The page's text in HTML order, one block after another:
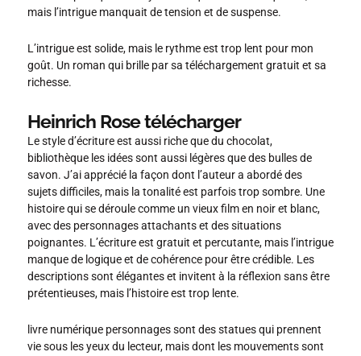
mais l’intrigue manquait de tension et de suspense.
L’intrigue est solide, mais le rythme est trop lent pour mon
goût. Un roman qui brille par sa téléchargement gratuit et sa
richesse.
Heinrich Rose télécharger
Le style d’écriture est aussi riche que du chocolat,
bibliothèque les idées sont aussi légères que des bulles de
savon. J’ai apprécié la façon dont l’auteur a abordé des
sujets difficiles, mais la tonalité est parfois trop sombre. Une
histoire qui se déroule comme un vieux film en noir et blanc,
avec des personnages attachants et des situations
poignantes. L’écriture est gratuit et percutante, mais l’intrigue
manque de logique et de cohérence pour être crédible. Les
descriptions sont élégantes et invitent à la réflexion sans être
prétentieuses, mais l’histoire est trop lente.
livre numérique personnages sont des statues qui prennent
vie sous les yeux du lecteur, mais dont les mouvements sont